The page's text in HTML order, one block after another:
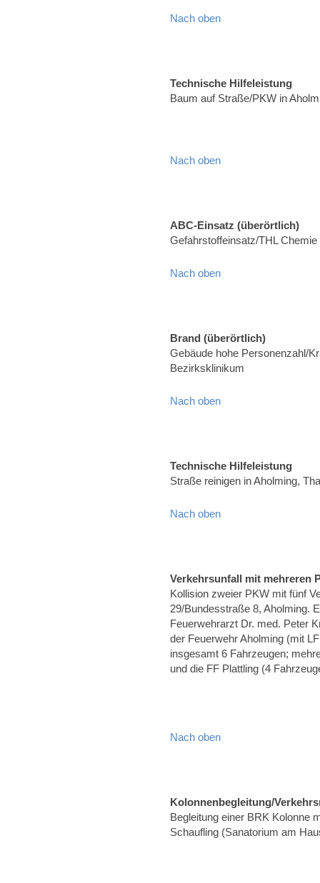
Nach oben
Technische Hilfeleistung
Baum auf Straße/PKW in
Nach oben
ABC-Einsatz (überörtlich)
Gefahrstoffeinsatz/THL
Nach oben
Brand (überörtlich)
Gebäude hohe Personenzahl/
Bezirksklinikum
Nach oben
Technische Hilfeleistung
Straße reinigen in Aholming,
Nach oben
Verkehrsunfall mit mehreren
Kollision zweier PKW mit fünf
29/Bundesstraße 8, Aholming.
Feuerwehrarzt Dr. med. Peter
der Feuerwehr Aholming (mit
insgesamt 6 Fahrzeugen;
und die FF Plattling (4
Nach oben
Kolonnenbegleitung/
Begleitung einer BRK Kolonne
Schaufling (Sanatorium am